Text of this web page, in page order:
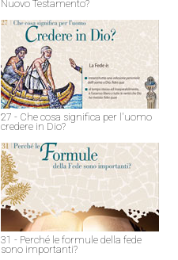
Nuovo Testamento?
27 - Che cosa significa per l'uomo
credere in Dio?
31 - Perché le formule della fede
sono importanti?